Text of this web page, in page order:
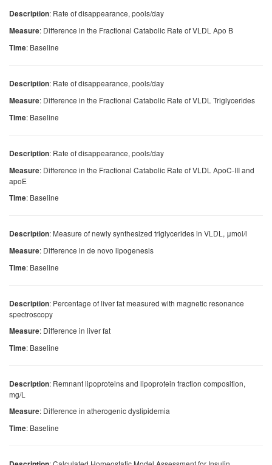
Description: Rate of disappearance, pools/day
Measure: Difference in the Fractional Catabolic Rate of VLDL Apo B
Time: Baseline
Description: Rate of disappearance, pools/day
Measure: Difference in the Fractional Catabolic Rate of VLDL Triglycerides
Time: Baseline
Description: Rate of disappearance, pools/day
Measure: Difference in the Fractional Catabolic Rate of VLDL ApoC-III and
apoE
Time: Baseline
Description: Measure of newly synthesized triglycerides in VLDL, μmol/l
Measure: Difference in de novo lipogenesis
Time: Baseline
Description: Percentage of liver fat measured with magnetic resonance
spectroscopy
Measure: Difference in liver fat
Time: Baseline
Description: Remnant lipoproteins and lipoprotein fraction composition,
mg/L
Measure: Difference in atherogenic dyslipidemia
Time: Baseline